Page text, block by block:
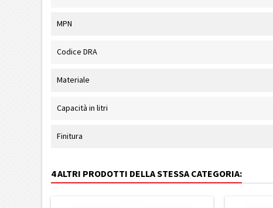
MPN
Codice DRA
Materiale
Capacità in litri
Finitura
4 ALTRI PRODOTTI DELLA STESSA CATEGORIA: